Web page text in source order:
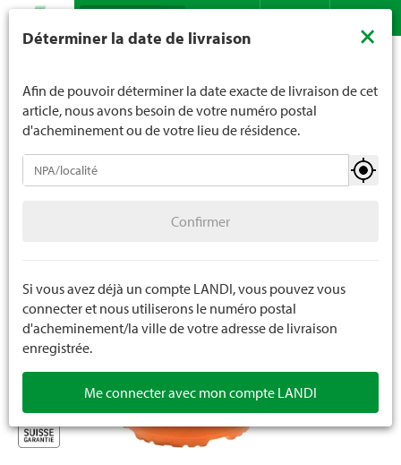
Recherche
Plantes de jardin
Plantes à massif et à balcon annuelles
Fruits et baies
Pépinière
Plantes méditerranéennes
Plantes grimpantes et plantes pérennes
Déterminer la date de livraison ×
Afin de pouvoir déterminer la date exacte de livraison de cet
article, nous avons besoin de votre numéro postal
d'acheminement ou de votre lieu de résidence.
Confirmer
Si vous avez déjà un compte LANDI, vous pouvez vous
connecter et nous utiliserons le numéro postal
d'acheminement/la ville de votre adresse de livraison
enregistrée.
Me connecter avec mon compte LANDI
moins de 16 ans. La limite d'âge est de 18 ans pour les
nous indiquez votre âge de manière contraignante.